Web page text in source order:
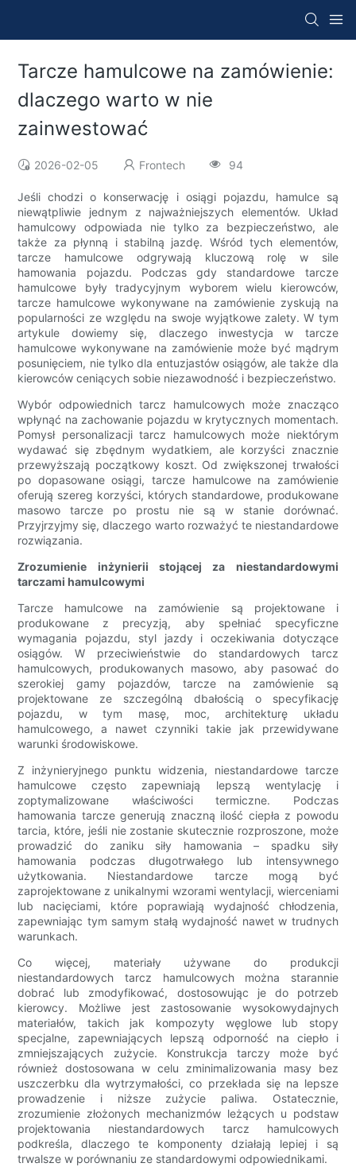
Tarcze hamulcowe na zamówienie:
dlaczego warto w nie
zainwestować
2026-02-05 Frontech 94
Jeśli chodzi o konserwację i osiągi pojazdu, hamulce są
niewątpliwie jednym z najważniejszych elementów. Układ
hamulcowy odpowiada nie tylko za bezpieczeństwo, ale
także za płynną i stabilną jazdę. Wśród tych elementów,
tarcze hamulcowe odgrywają kluczową rolę w sile
hamowania pojazdu. Podczas gdy standardowe tarcze
hamulcowe były tradycyjnym wyborem wielu kierowców,
tarcze hamulcowe wykonywane na zamówienie zyskują na
popularności ze względu na swoje wyjątkowe zalety. W tym
artykule dowiemy się, dlaczego inwestycja w tarcze
hamulcowe wykonywane na zamówienie może być mądrym
posunięciem, nie tylko dla entuzjastów osiągów, ale także dla
kierowców ceniących sobie niezawodność i bezpieczeństwo.
Wybór odpowiednich tarcz hamulcowych może znacząco
wpłynąć na zachowanie pojazdu w krytycznych momentach.
Pomysł personalizacji tarcz hamulcowych może niektórym
wydawać się zbędnym wydatkiem, ale korzyści znacznie
przewyższają początkowy koszt. Od zwiększonej trwałości
po dopasowane osiągi, tarcze hamulcowe na zamówienie
oferują szereg korzyści, których standardowe, produkowane
masowo tarcze po prostu nie są w stanie dorównać.
Przyjrzyjmy się, dlaczego warto rozważyć te niestandardowe
rozwiązania.
Zrozumienie inżynierii stojącej za niestandardowymi
tarczami hamulcowymi
Tarcze hamulcowe na zamówienie są projektowane i
produkowane z precyzją, aby spełniać specyficzne
wymagania pojazdu, styl jazdy i oczekiwania dotyczące
osiągów. W przeciwieństwie do standardowych tarcz
hamulcowych, produkowanych masowo, aby pasować do
szerokiej gamy pojazdów, tarcze na zamówienie są
projektowane ze szczególną dbałością o specyfikację
pojazdu, w tym masę, moc, architekturę układu
hamulcowego, a nawet czynniki takie jak przewidywane
warunki środowiskowe.
Z inżynieryjnego punktu widzenia, niestandardowe tarcze
hamulcowe często zapewniają lepszą wentylację i
zoptymalizowane właściwości termiczne. Podczas
hamowania tarcze generują znaczną ilość ciepła z powodu
tarcia, które, jeśli nie zostanie skutecznie rozproszone, może
prowadzić do zaniku siły hamowania – spadku siły
hamowania podczas długotrwałego lub intensywnego
użytkowania. Niestandardowe tarcze mogą być
zaprojektowane z unikalnymi wzorami wentylacji, wierceniami
lub nacięciami, które poprawiają wydajność chłodzenia,
zapewniając tym samym stałą wydajność nawet w trudnych
warunkach.
Co więcej, materiały używane do produkcji
niestandardowych tarcz hamulcowych można starannie
dobrać lub zmodyfikować, dostosowując je do potrzeb
kierowcy. Możliwe jest zastosowanie wysokowydajnych
materiałów, takich jak kompozyty węglowe lub stopy
specjalne, zapewniających lepszą odporność na ciepło i
zmniejszających zużycie. Konstrukcja tarczy może być
również dostosowana w celu zminimalizowania masy bez
uszczerbku dla wytrzymałości, co przekłada się na lepsze
prowadzenie i niższe zużycie paliwa. Ostatecznie,
zrozumienie złożonych mechanizmów leżących u podstaw
projektowania niestandardowych tarcz hamulcowych
podkreśla, dlaczego te komponenty działają lepiej i są
trwalsze w porównaniu ze standardowymi odpowiednikami.